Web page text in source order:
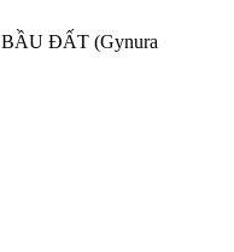
ĐẤT (Gynura